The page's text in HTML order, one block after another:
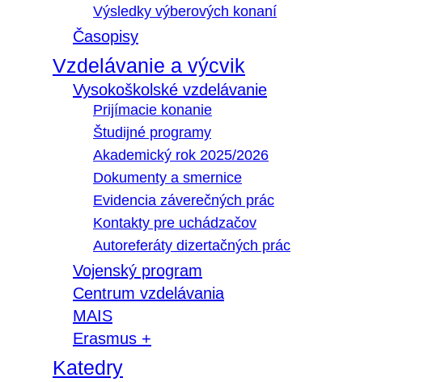
Výsledky výberových konaní
Časopisy
Vzdelávanie a výcvik
Vysokoškolské vzdelávanie
Prijímacie konanie
Študijné programy
Akademický rok 2025/2026
Dokumenty a smernice
Evidencia záverečných prác
Kontakty pre uchádzačov
Autoreferáty dizertačných prác
Vojenský program
Centrum vzdelávania
MAIS
Erasmus +
Katedry